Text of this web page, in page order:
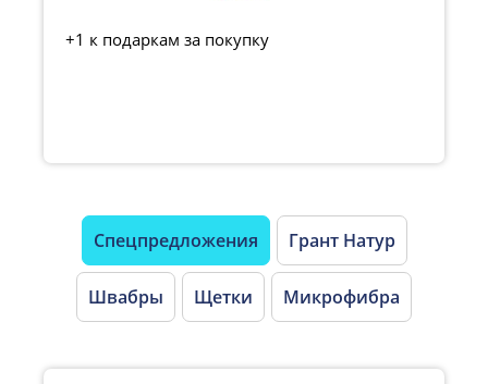
+1 к подаркам за покупку
Спецпредложения Грант Натур
Швабры Щетки Микрофибра